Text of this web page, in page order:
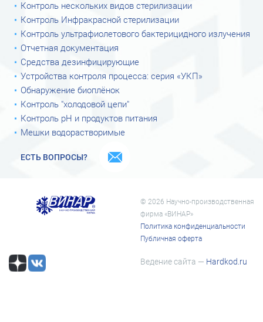
Контроль нескольких видов стерилизации
Контроль Инфракрасной стерилизации
Контроль ультрафиолетового бактерицидного излучения
Отчетная документация
Средства дезинфицирующие
Устройства контроля процесса: серия «УКП»
Обнаружение биоплёнок
Контроль "холодовой цепи"
Контроль рН и продуктов питания
Мешки водорастворимые
ЕСТЬ ВОПРОСЫ?
© 2026 Научно-производственная
фирма «ВИНАР»
Политика конфиденциальности
Публичная оферта
Ведение сайта — Hardkod.ru